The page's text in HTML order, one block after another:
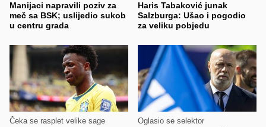
Manijaci napravili poziv za
meč sa BSK; uslijedio sukob
u centru grada
Haris Tabaković junak
Salzburga: Ušao i pogodio
za veliku pobjedu
Čeka se rasplet velike sage Oglasio se selektor